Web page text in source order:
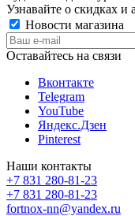
Узнавайте о скидках и
Новости магазина
Оставайтесь на связи
Вконтакте
Telegram
YouTube
Яндекс.Дзен
Pinterest
Наши контакты
+7 831 280-81-23
+7 831 280-81-23
fortnox-nn@yandex.ru